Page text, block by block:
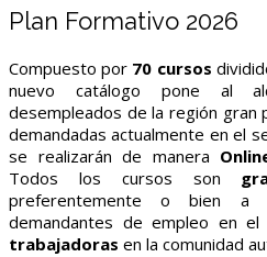
Plan Formativo 2026
Compuesto por 70 cursos
nuevo catálogo pone al
desempleados de la región gran
demandadas actualmente en el
se realizarán de manera
Todos los cursos son
preferentemente o bien a
demandantes de empleo en el
trabajadoras en la comunidad